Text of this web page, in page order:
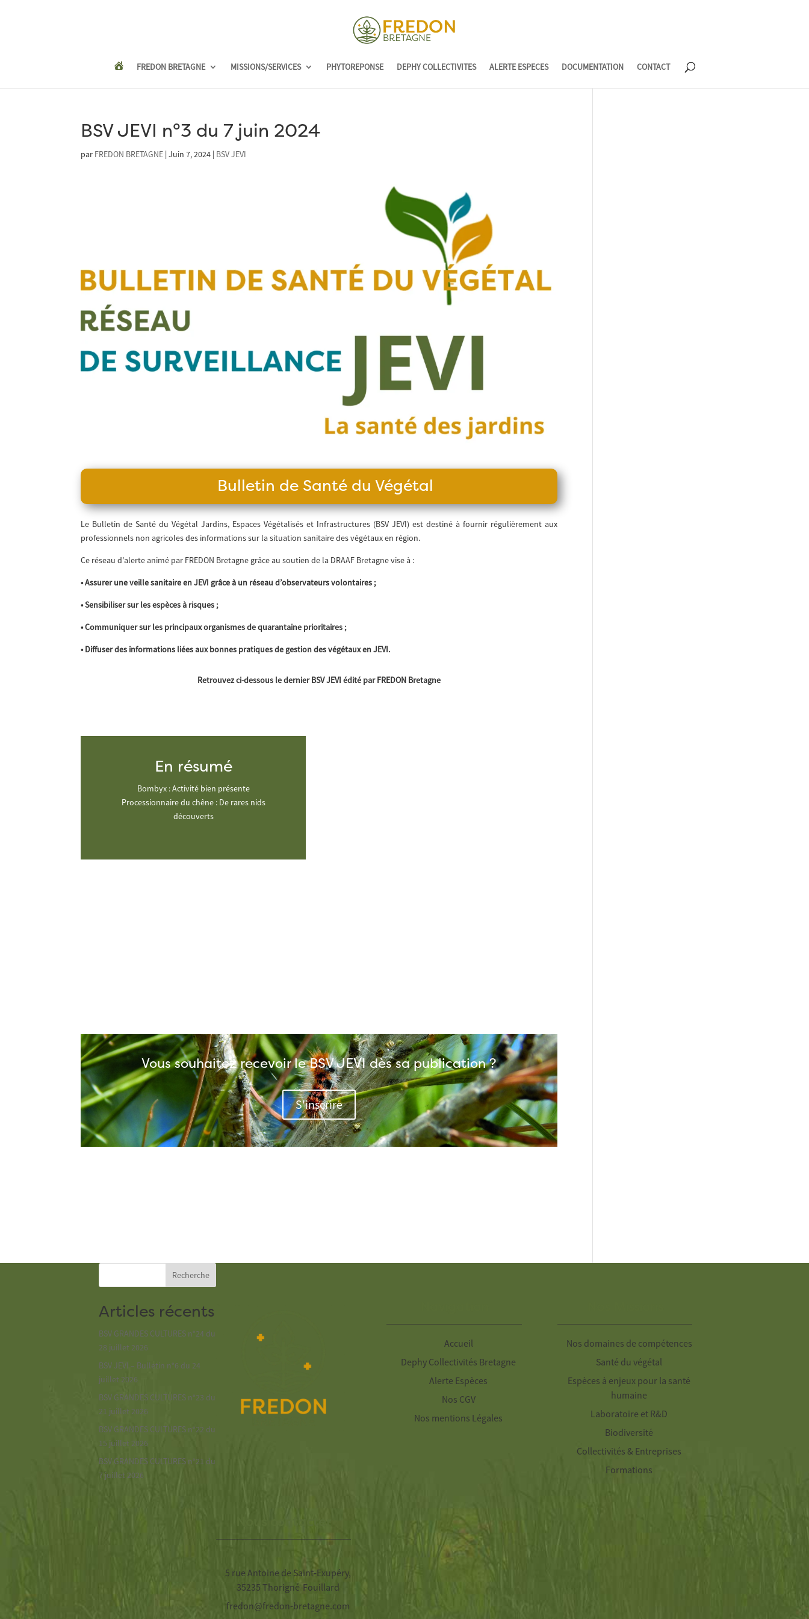
FREDON BRETAGNE MISSIONS/SERVICES PHYTOREPONSE DEPHY COLLECTIVITES ALERTE ESPECES DOCUMENTATION CONTACT
BSV JEVI n°3 du 7 juin 2024
par FREDON BRETAGNE |Juin 7, 2024 | BSV JEVI
Bulletin de Santé du Végétal
Le Bulletin de Santé du Végétal Jardins, Espaces Végétalisés et Infrastructures (BSV JEVI) est destiné à fournir régulièrement aux
professionnels non agricoles des informations sur la situation sanitaire des végétaux en région.
Ce réseau d’alerte animé par FREDON Bretagne grâce au soutien de la DRAAF Bretagne vise à :
• Assurer une veille sanitaire en JEVI grâce à un réseau d’observateurs volontaires ;
• Sensibiliser sur les espèces à risques ;
• Communiquer sur les principaux organismes de quarantaine prioritaires ;
• Diffuser des informations liées aux bonnes pratiques de gestion des végétaux en JEVI.
Retrouvez ci-dessous le dernier BSV JEVI édité par FREDON Bretagne
En résumé
Bombyx : Activité bien présente
Processionnaire du chêne : De rares nids
découverts
Vous souhaitez recevoir le BSV JEVI dès sa publication ?
S'inscrire
Recherche
Articles récents
BSV GRANDES CULTURES n°24 du
28 juillet 2026
BSV JEVI – Bulletin n°6 du 24
juillet 2026
BSV GRANDES CULTURES n°23 du
21 juillet 2026
BSV GRANDES CULTURES n°22 du
15 juillet 2026
BSV GRANDES CULTURES n°21 du
7 juillet 2026
Accueil
Dephy Collectivités Bretagne
Alerte Espèces
Nos CGV
Nos mentions Légales
Nos domaines de compétences
Santé du végétal
Espèces à enjeux pour la santé
humaine
Laboratoire et R&D
Biodiversité
Collectivités & Entreprises
Formations
5 rue Antoine de Saint-Exupéry,
35235 Thorigné-Fouillard
fredon@fredon-bretagne.com